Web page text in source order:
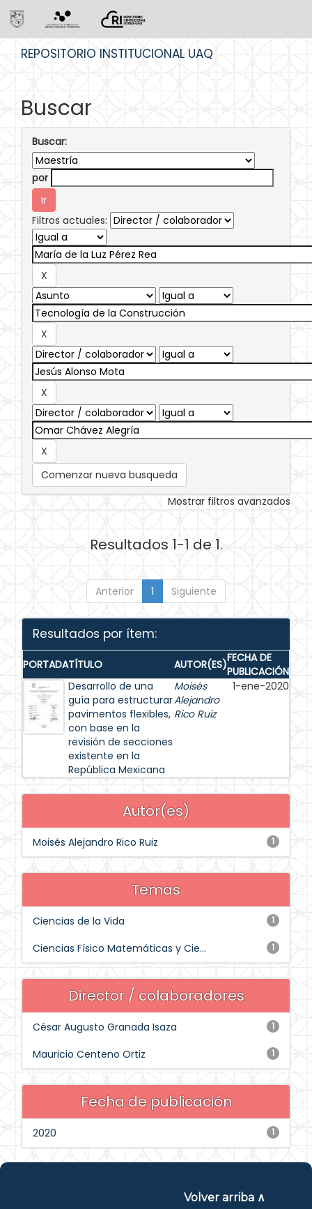
REPOSITORIO INSTITUCIONAL UAQ
Buscar
Buscar:
por
Filtros actuales:
Comenzar nueva busqueda
Mostrar filtros avanzados
Resultados 1-1 de 1.
Anterior 1 Siguiente
Resultados por ítem:
PORTADATÍTULO AUTOR(ES)FECHA DE
PUBLICACIÓN
Desarrollo de una
guía para estructurar
pavimentos flexibles,
con base en la
revisión de secciones
existente en la
República Mexicana
Moisés
Alejandro
Rico Ruiz
1-ene-2020
Autor(es)
1
Moisés Alejandro Rico Ruiz
Temas
1
Ciencias de la Vida
1
Ciencias Físico Matemáticas y Cie...
Director / colaboradores
1
César Augusto Granada Isaza
1
Mauricio Centeno Ortiz
Fecha de publicación
1
2020
Volver arriba ∧